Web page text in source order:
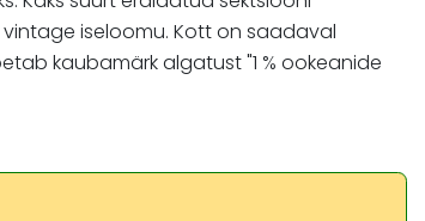
iseloomu. Kott on saadaval
kaubamärk algatust "1 % ookeanide